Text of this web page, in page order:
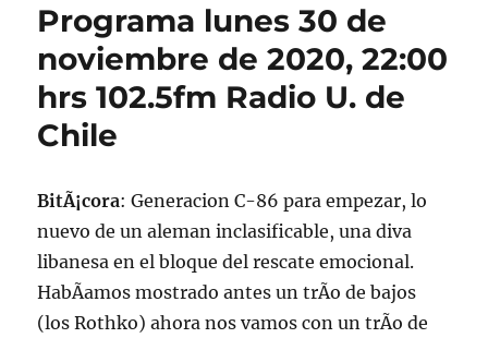
30
noviembre
de
2020.
Programa lunes 30 de
noviembre de 2020, 22:00
hrs 102.5fm Radio U. de
Chile
BitÃ¡cora: Generacion C-86 para empezar, lo
nuevo de un aleman inclasificable, una diva
libanesa en el bloque del rescate emocional.
HabÃ­amos mostrado antes un trÃ­o de bajos
(los Rothko) ahora nos vamos con un trÃ­o de